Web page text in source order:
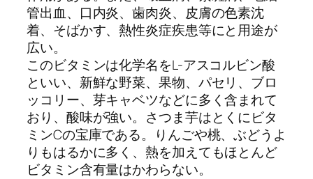
管出血、口内炎、歯肉炎、皮膚の色素沈
着、そばかす、熱性炎症疾患等にと用途が
広い。
このビタミンは化学名をL-アスコルビン酸
といい、新鮮な野菜、果物、パセリ、ブロ
ッコリー、芽キャベツなどに多く含まれて
おり、酸味が強い。さつま芋はとくにビタ
ミンCの宝庫である。りんごや桃、ぶどうよ
りもはるかに多く、熱を加えてもほとんど
ビタミン含有量はかわらない。